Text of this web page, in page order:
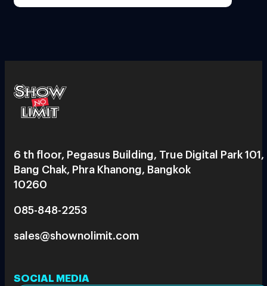
6 th floor, Pegasus Building, True Digital Park 101,
Bang Chak, Phra Khanong, Bangkok
10260
085-848-2253
sales@shownolimit.com
SOCIAL MEDIA